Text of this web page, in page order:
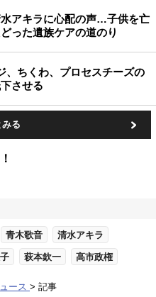
アキラに心配の声…子供を亡
った遺族ケアの道のり
、ちくわ、プロセスチーズの
させる
みる
青木歌音 清水アキラ
萩本欽一 高市政権
ース 記事